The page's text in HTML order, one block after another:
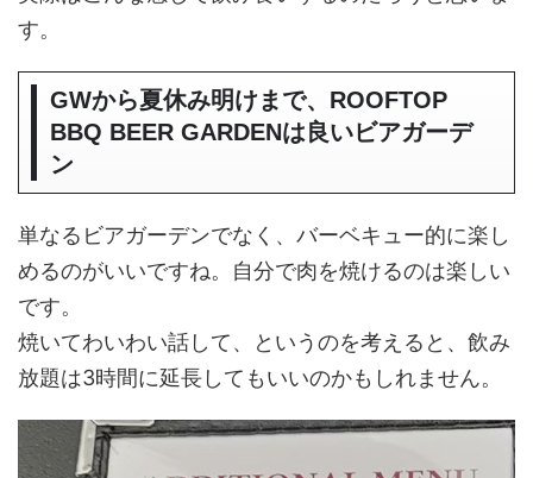
す。
GWから夏休み明けまで、ROOFTOP
BBQ BEER GARDENは良いビアガーデ
ン
単なるビアガーデンでなく、バーベキュー的に楽し
めるのがいいですね。自分で肉を焼けるのは楽しい
です。
焼いてわいわい話して、というのを考えると、飲み
放題は3時間に延長してもいいのかもしれません。